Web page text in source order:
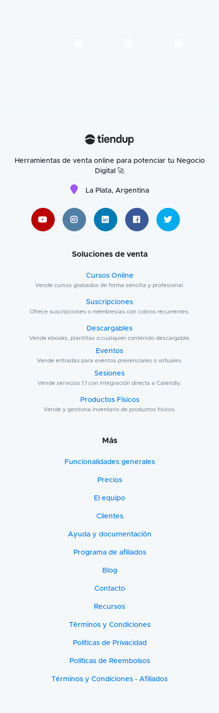
Herramientas de venta online para potenciar tu Negocio
Digital 🚀
La Plata, Argentina
Soluciones de venta
Cursos Online
Vende cursos grabados de forma sencilla y profesional.
Suscripciones
Ofrece suscripciones o membresías con cobros recurrentes.
Descargables
Vende ebooks, plantillas o cualquier contenido descargable.
Eventos
Vende entradas para eventos presenciales o virtuales.
Sesiones
Vende servicios 1:1 con integración directa a Calendly.
Productos Físicos
Vende y gestiona inventario de productos físicos.
Más
Funcionalidades generales
Precios
El equipo
Clientes
Ayuda y documentación
Programa de afiliados
Blog
Contacto
Recursos
Términos y Condiciones
Políticas de Privacidad
Políticas de Reembolsos
Términos y Condiciones - Afiliados